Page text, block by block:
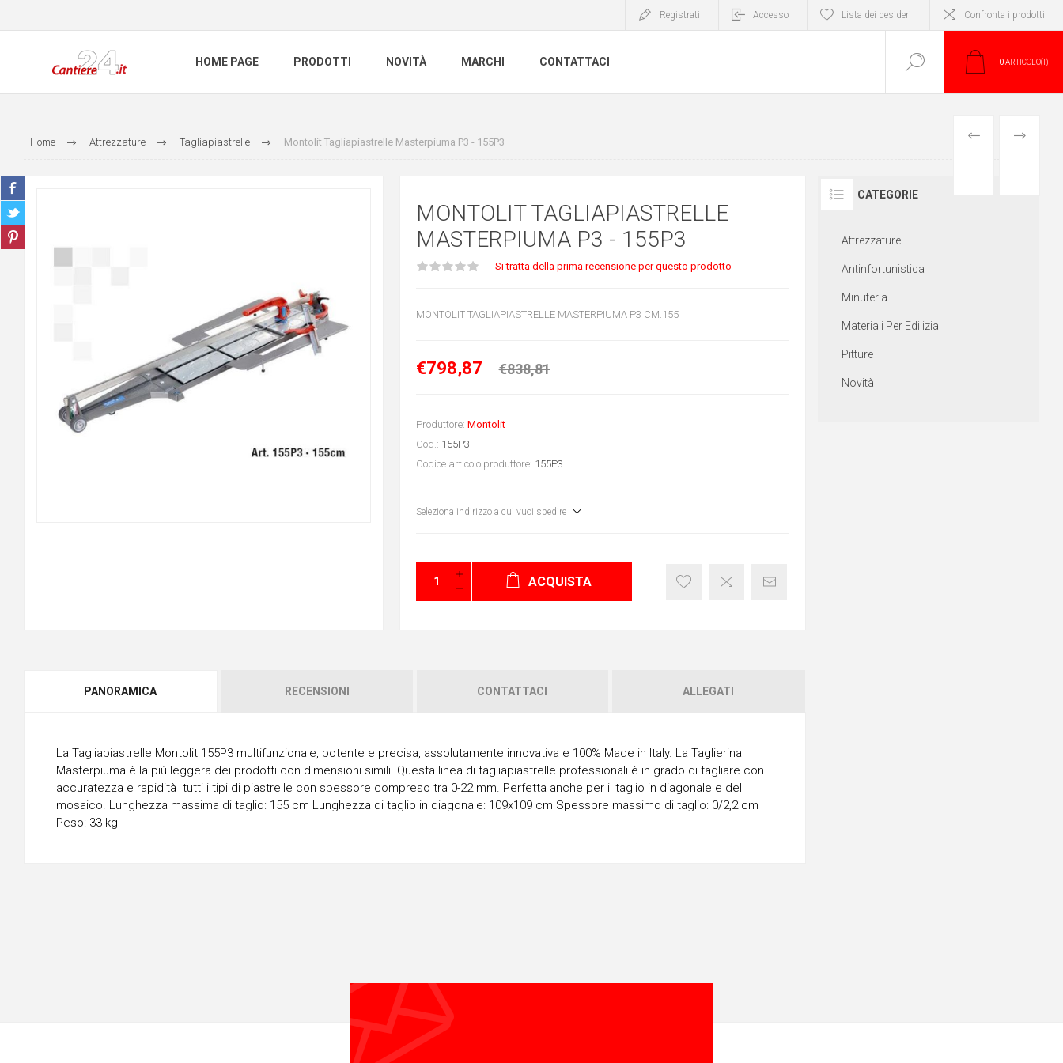
Registrati Accesso Lista dei desideri Confronta i prodotti
HOME PAGE PRODOTTI NOVITÀ MARCHI CONTATTACI 0ARTICOLO(I)
Home Attrezzature Tagliapiastrelle Montolit Tagliapiastrelle Masterpiuma P3 - 155P3 PRODOTTO
MONTOLIT TAGLIAPIASTRELLE
MASTERPIUMA P3 - 155P3
Si tratta della prima recensione per questo prodotto
MONTOLIT TAGLIAPIASTRELLE MASTERPIUMA P3 CM.155
€798,87 €838,81
Produttore: Montolit
Cod.: 155P3
Codice articolo produttore: 155P3
Seleziona indirizzo a cui vuoi spedire
ACQUISTA
PANORAMICA RECENSIONI CONTATTACI ALLEGATI
La Tagliapiastrelle Montolit 155P3 multifunzionale, potente e precisa, assolutamente innovativa e 100% Made in Italy. La Taglierina
Masterpiuma è la più leggera dei prodotti con dimensioni simili. Questa linea di tagliapiastrelle professionali è in grado di tagliare con
accuratezza e rapidità tutti i tipi di piastrelle con spessore compreso tra 0-22 mm. Perfetta anche per il taglio in diagonale e del
mosaico. Lunghezza massima di taglio: 155 cm Lunghezza di taglio in diagonale: 109x109 cm Spessore massimo di taglio: 0/2,2 cm
Peso: 33 kg
CATEGORIE
Attrezzature
Antinfortunistica
Minuteria
Materiali Per Edilizia
Pitture
Novità